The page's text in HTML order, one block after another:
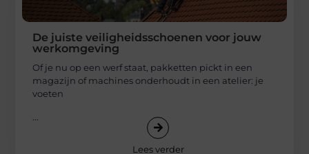
De juiste veiligheidsschoenen voor jouw
werkomgeving
Of je nu op een werf staat, pakketten pickt in een
magazijn of machines onderhoudt in een atelier: je
voeten
Lees verder